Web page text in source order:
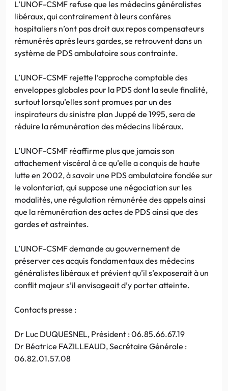
L’UNOF-CSMF refuse que les médecins généralistes
libéraux, qui contrairement à leurs confères
hospitaliers n’ont pas droit aux repos compensateurs
rémunérés après leurs gardes, se retrouvent dans un
système de PDS ambulatoire sous contrainte.
L’UNOF-CSMF rejette l’approche comptable des
enveloppes globales pour la PDS dont la seule finalité,
surtout lorsqu’elles sont promues par un des
inspirateurs du sinistre plan Juppé de 1995, sera de
réduire la rémunération des médecins libéraux.
L’UNOF-CSMF réaffirme plus que jamais son
attachement viscéral à ce qu’elle a conquis de haute
lutte en 2002, à savoir une PDS ambulatoire fondée sur
le volontariat, qui suppose une négociation sur les
modalités, une régulation rémunérée des appels ainsi
que la rémunération des actes de PDS ainsi que des
gardes et astreintes.
L’UNOF-CSMF demande au gouvernement de
préserver ces acquis fondamentaux des médecins
généralistes libéraux et prévient qu’il s’exposerait à un
conflit majeur s’il envisageait d’y porter atteinte.
Contacts presse :
Dr Luc DUQUESNEL, Président : 06.85.66.67.19
Dr Béatrice FAZILLEAUD, Secrétaire Générale :
06.82.01.57.08